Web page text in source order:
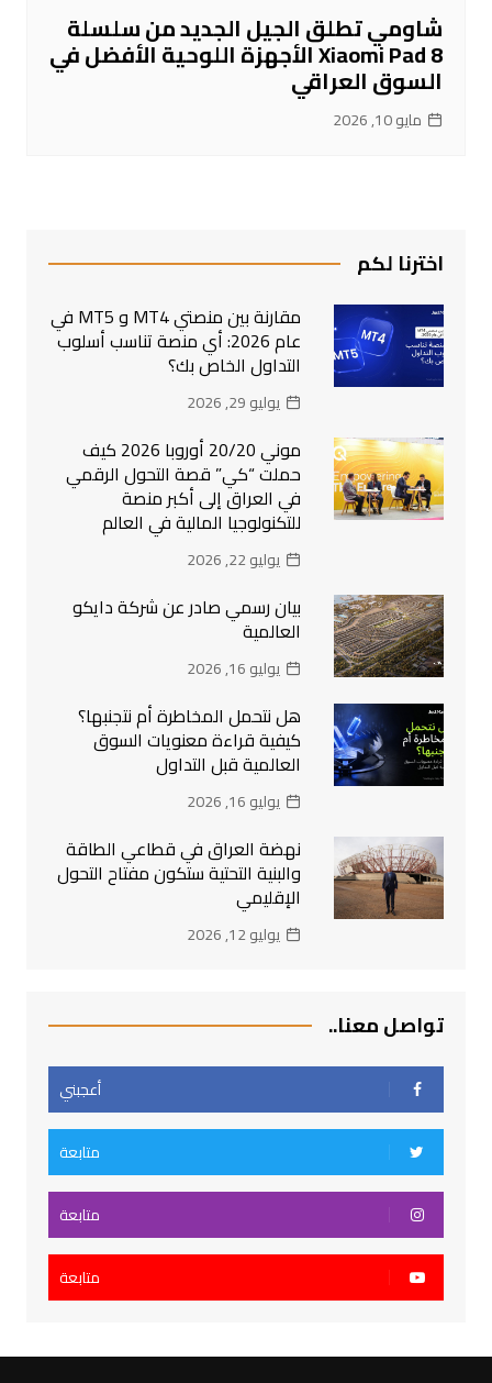
شاومي تطلق الجيل الجديد من سلسلة
Xiaomi Pad 8 الأجهزة اللوحية الأفضل في
السوق العراقي
مايو 10, 2026
اخترنا لكم
مقارنة بين منصتي MT4 و MT5 في
عام 2026: أي منصة تناسب أسلوب
التداول الخاص بك؟
يوليو 29, 2026
موني 20/20 أوروبا 2026 كيف
حملت “كي” قصة التحول الرقمي
في العراق إلى أكبر منصة
للتكنولوجيا المالية في العالم
يوليو 22, 2026
بيان رسمي صادر عن شركة دايكو
العالمية
يوليو 16, 2026
هل نتحمل المخاطرة أم نتجنبها؟
كيفية قراءة معنويات السوق
العالمية قبل التداول
يوليو 16, 2026
نهضة العراق في قطاعي الطاقة
والبنية التحتية ستكون مفتاح التحول
الإقليمي
يوليو 12, 2026
تواصل معنا..
أعجبني
متابعة
متابعة
متابعة